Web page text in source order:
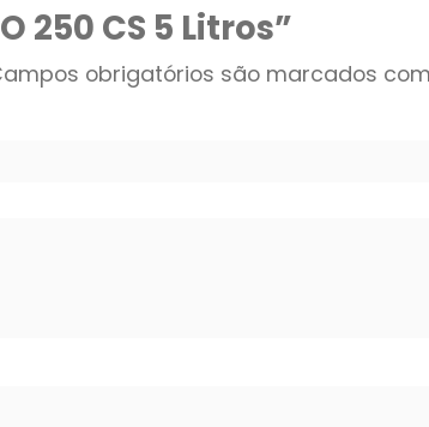
250 CS 5 Litros”
obrigatórios são marcados